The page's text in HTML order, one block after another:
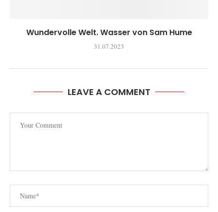
Wundervolle Welt. Wasser von Sam Hume
31.07.2023
LEAVE A COMMENT